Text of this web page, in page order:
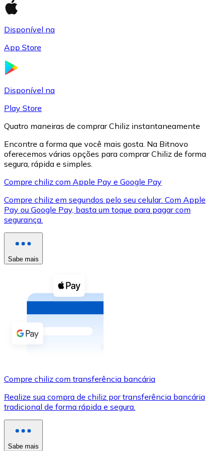
XRP
XRP
Ver tudo
Cupons cripto
Compre criptomoedas com dinheiro e outros
Comprar com dinheiro
Transferência SEPA
Use cartões Visa e Mastercard para comprar
Comprar com cartão
Disponível na
App Store
Disponível na
Play Store
Quatro maneiras de comprar Chiliz instantaneamente
Encontre a forma que você mais gosta. Na Bitnovo
oferecemos várias opções para comprar Chiliz de forma
segura, rápida e simples.
Compre chiliz com Apple Pay e Google Pay
Compre chiliz em segundos pelo seu celular. Com Apple
Pay ou Google Pay, basta um toque para pagar com
segurança.
Sabe mais
Compre chiliz com transferência bancária
Realize sua compra de chiliz por transferência bancária
tradicional de forma rápida e segura.
Sabe mais